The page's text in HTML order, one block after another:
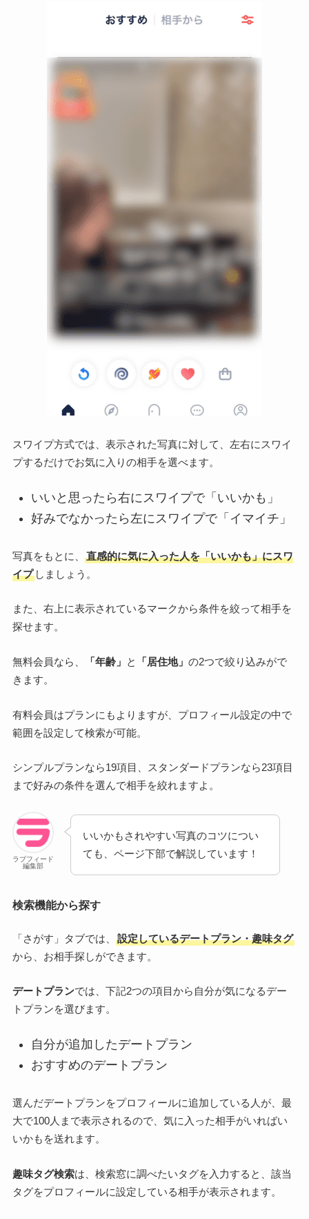
スワイプ方式では、表示された写真に対して、左右にスワイ
プするだけでお気に入りの相手を選べます。
いいと思ったら右にスワイプで「いいかも」
好みでなかったら左にスワイプで「イマイチ」
写真をもとに、
直感的に気に入った人を「いいかも」にスワ
イプしましょう。
また、右上に表示されているマークから条件を絞って相手を
探せます。
無料会員なら、 「年齢」 と 「居住地」 の2つで絞り込みがで
きます。
有料会員はプランにもよりますが、プロフィール設定の中で
範囲を設定して検索が可能。
シンプルプランなら19項目、スタンダードプランなら23項目
まで好みの条件を選んで相手を絞れますよ。
ラブフィード
編集部
いいかもされやすい写真のコツについ
ても、ページ下部で解説しています！
検索機能から探す
「さがす」タブでは、
設定しているデートプラン・趣味タグ
から、お相手探しができます。
デートプランでは、下記2つの項目から自分が気になるデー
トプランを選びます。
自分が追加したデートプラン
おすすめのデートプラン
選んだデートプランをプロフィールに追加している人が、最
大で100人まで表示されるので、気に入った相手がいればい
いかもを送れます。
趣味タグ検索は、検索窓に調べたいタグを入力すると、該当
タグをプロフィールに設定している相手が表示されます。